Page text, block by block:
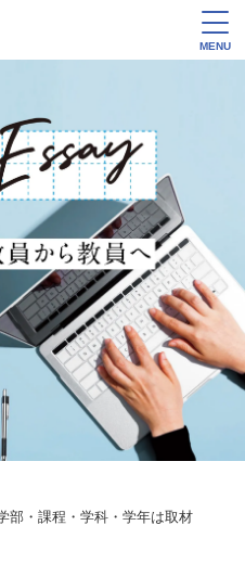
MENU
部・課程・学科・学年は取材